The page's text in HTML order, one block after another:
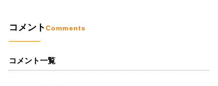
コメントComments
コメント一覧